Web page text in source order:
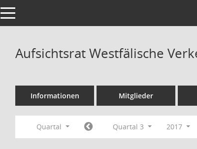
Toggle navigation
Aufsichtsrat Westfälische
Informationen Mitglieder
Quartal Quartal 3 2017